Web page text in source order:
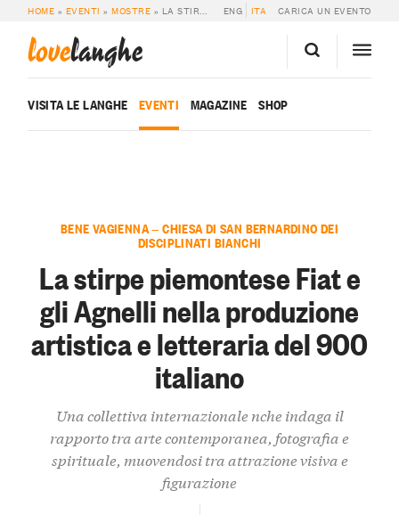
HOME » EVENTI »MOSTRE » LA STIRPE PIEMONTESE FIAT E GLI AGNELLI NELLA PRODUZIONE ARTISTICA E LETTERARIA DEL 900 ITALIANO ENG ITA CARICA UN EVENTO
lovelanghe
VISITA LE LANGHE EVENTI MAGAZINE SHOP
BENE VAGIENNA — CHIESA DI SAN BERNARDINO DEI
DISCIPLINATI BIANCHI
La stirpe piemontese Fiat e
gli Agnelli nella produzione
artistica e letteraria del 900
italiano
Una collettiva internazionale nche indaga il
rapporto tra arte contemporanea, fotografia e
spirituale, muovendosi tra attrazione visiva e
figurazione